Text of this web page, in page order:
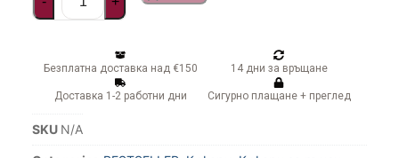
Безплатна доставка над €150 14 дни за връщане
Доставка 1-2 работни дни Сигурно плащане + преглед
SKU N/A